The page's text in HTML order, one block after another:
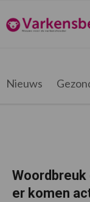
de
hoofdnavigatie
de
hoofd
de
eerste
de
voettekst
Varkensbedrijf.be
Nieuws
er komen